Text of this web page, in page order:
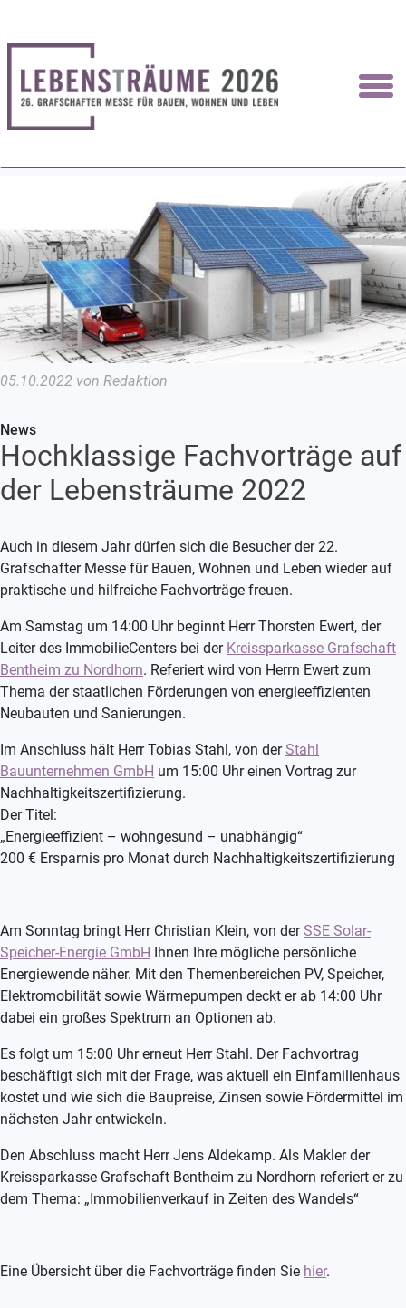
05.10.2022 von Redaktion
News
Hochklassige Fachvorträge auf
der Lebensträume 2022
Auch in diesem Jahr dürfen sich die Besucher der 22.
Grafschafter Messe für Bauen, Wohnen und Leben wieder auf
praktische und hilfreiche Fachvorträge freuen.
Am Samstag um 14:00 Uhr beginnt Herr Thorsten Ewert, der
Leiter des ImmobilieCenters bei der Kreissparkasse Grafschaft
Bentheim zu Nordhorn. Referiert wird von Herrn Ewert zum
Thema der staatlichen Förderungen von energieeffizienten
Neubauten und Sanierungen.
Im Anschluss hält Herr Tobias Stahl, von derStahl
Bauunternehmen GmbH um 15:00 Uhr einen Vortrag zur
Nachhaltigkeitszertifizierung.
Der Titel:
„Energieeffizient – wohngesund – unabhängig“
200 € Ersparnis pro Monat durch Nachhaltigkeitszertifizierung
Am Sonntag bringt Herr Christian Klein, von derSSE Solar-
Speicher-Energie GmbH Ihnen Ihre mögliche persönliche
Energiewende näher. Mit den Themenbereichen PV, Speicher,
Elektromobilität sowie Wärmepumpen deckt er ab 14:00 Uhr
dabei ein großes Spektrum an Optionen ab.
Es folgt um 15:00 Uhr erneut Herr Stahl. Der Fachvortrag
beschäftigt sich mit der Frage, was aktuell ein Einfamilienhaus
kostet und wie sich die Baupreise, Zinsen sowie Fördermittel im
nächsten Jahr entwickeln.
Den Abschluss macht Herr Jens Aldekamp. Als Makler der
Kreissparkasse Grafschaft Bentheim zu Nordhorn referiert er zu
dem Thema: „Immobilienverkauf in Zeiten des Wandels“
Eine Übersicht über die Fachvorträge finden Sie hier.